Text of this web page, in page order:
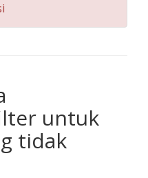
untuk
tidak